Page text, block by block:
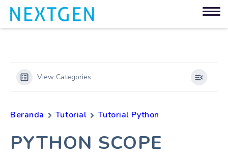
View Categories
Beranda Tutorial Tutorial Python
PYTHON SCOPE